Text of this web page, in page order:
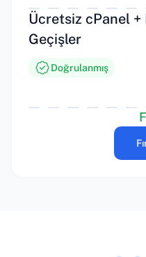
Ücretsiz cPanel +
Geçişler
Doğrulanmış